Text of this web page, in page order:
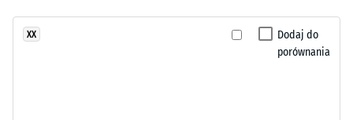
otwartą
wodą.
kg/m³
Tłumienie
jeszcze
żadnego
Dodaj do
porównania
XX